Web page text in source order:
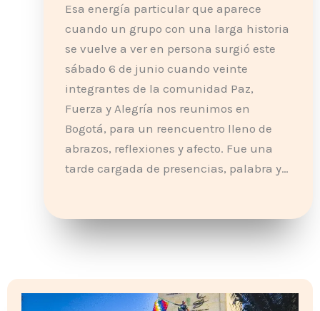
Esa energía particular que aparece
cuando un grupo con una larga historia
se vuelve a ver en persona surgió este
sábado 6 de junio cuando veinte
integrantes de la comunidad Paz,
Fuerza y Alegría nos reunimos en
Bogotá, para un reencuentro lleno de
abrazos, reflexiones y afecto. Fue una
tarde cargada de presencias, palabra y…